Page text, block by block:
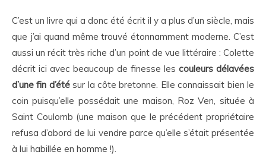
C’est un livre qui a donc été écrit il y a plus d’un siècle, mais
que j’ai quand même trouvé étonnamment moderne. C’est
aussi un récit très riche d’un point de vue littéraire : Colette
décrit ici avec beaucoup de finesse les couleurs délavées
d’une fin d’étésur la côte bretonne. Elle connaissait bien le
coin puisqu’elle possédait une maison, Roz Ven, située à
Saint Coulomb (une maison que le précédent propriétaire
refusa d’abord de lui vendre parce qu’elle s’était présentée
à lui habillée en homme !).